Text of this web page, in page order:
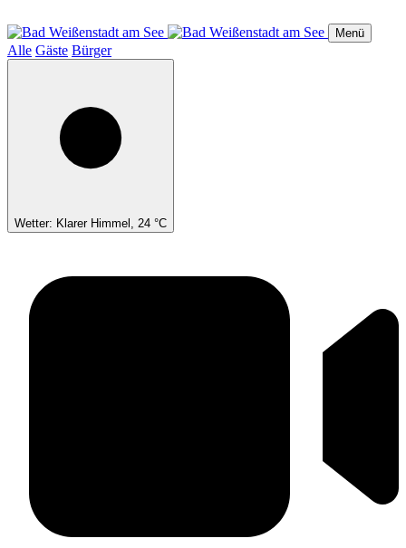
zum
Inhalt
Menü
Alle Gäste Bürger
Wetter: Klarer Himmel, 24 °C